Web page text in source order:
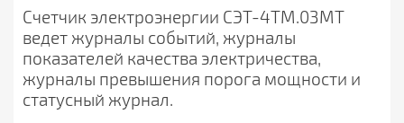
Счетчик электроэнергии СЭТ-4ТМ.03МТ
ведет журналы событий, журналы
показателей качества электричества,
журналы превышения порога мощности и
статусный журнал.